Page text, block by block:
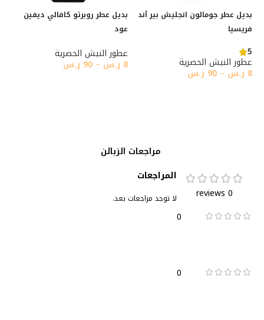
بديل عطر جومالون انجليش بير أند
فريسيا
5
عطور النيش الحصرية
8 ر.س –
90 ر.س
بديل عطر روبرتو كافالي ديفين
عود
عطور النيش الحصرية
8 ر.س –
90 ر.س
مراجعات الزبائن
0 reviews
0
0
المراجعات
لا توجد مراجعات بعد.